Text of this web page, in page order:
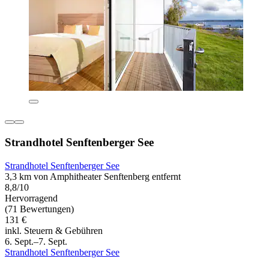
Strandhotel Senftenberger See
Strandhotel Senftenberger See
3,3 km von Amphitheater Senftenberg entfernt
8,8/10
Hervorragend
(71 Bewertungen)
131 €
inkl. Steuern & Gebühren
6. Sept.–7. Sept.
Strandhotel Senftenberger See